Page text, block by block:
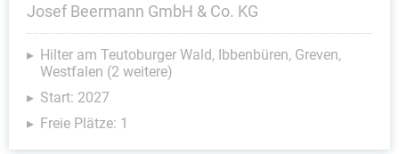
Josef Beermann GmbH & Co. KG
Hilter am Teutoburger Wald, Ibbenbüren, Greven,
Westfalen (2 weitere)
Start: 2027
Freie Plätze: 1